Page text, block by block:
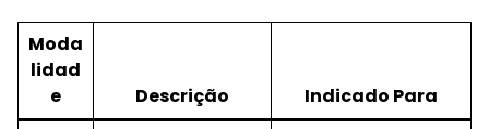
Moda
lidad
e
Descrição
Indicado Para